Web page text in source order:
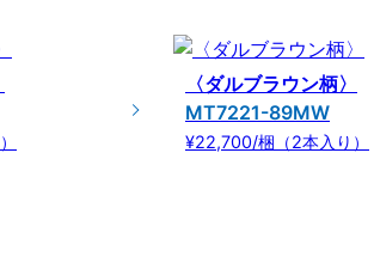
〈ダルブラウン柄〉
MT7221-89MW
¥22,700/梱（2本入り）